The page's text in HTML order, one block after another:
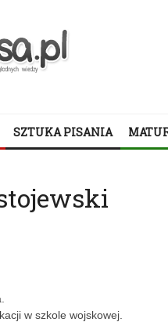
SZTUKA PISANIA
w szkole wojskowej.